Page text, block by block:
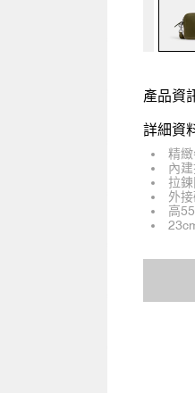
產品資
詳細資
精
內
拉
外
高